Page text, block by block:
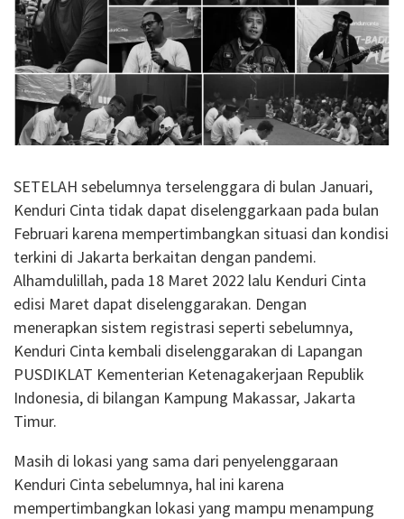
SETELAH sebelumnya terselenggara di bulan Januari,
Kenduri Cinta tidak dapat diselenggarkaan pada bulan
Februari karena mempertimbangkan situasi dan kondisi
terkini di Jakarta berkaitan dengan pandemi.
Alhamdulillah, pada 18 Maret 2022 lalu Kenduri Cinta
edisi Maret dapat diselenggarakan. Dengan
menerapkan sistem registrasi seperti sebelumnya,
Kenduri Cinta kembali diselenggarakan di Lapangan
PUSDIKLAT Kementerian Ketenagakerjaan Republik
Indonesia, di bilangan Kampung Makassar, Jakarta
Timur.
Masih di lokasi yang sama dari penyelenggaraan
Kenduri Cinta sebelumnya, hal ini karena
mempertimbangkan lokasi yang mampu menampung